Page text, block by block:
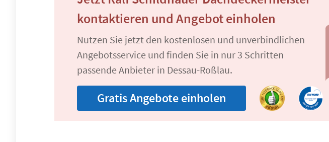
kontaktieren und Angebot einholen
Nutzen Sie jetzt den kostenlosen und unverbindlichen
Angebotsservice und finden Sie in nur 3 Schritten
passende Anbieter in Dessau-Roßlau.
Gratis Angebote einholen